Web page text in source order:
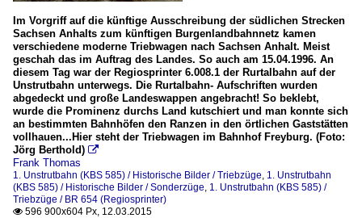
Im Vorgriff auf die künftige Ausschreibung der südlichen Strecken
Sachsen Anhalts zum künftigen Burgenlandbahnnetz kamen
verschiedene moderne Triebwagen nach Sachsen Anhalt. Meist
geschah das im Auftrag des Landes. So auch am 15.04.1996. An
diesem Tag war der Regiosprinter 6.008.1 der Rurtalbahn auf der
Unstrutbahn unterwegs. Die Rurtalbahn- Aufschriften wurden
abgedeckt und große Landeswappen angebracht! So beklebt,
wurde die Prominenz durchs Land kutschiert und man konnte sich
an bestimmten Bahnhöfen den Ranzen in den örtlichen Gaststätten
vollhauen...Hier steht der Triebwagen im Bahnhof Freyburg. (Foto:
Jörg Berthold) 
Frank Thomas
1. Unstrutbahn (KBS 585) / Historische Bilder / Triebzüge 1. Unstrutbahn
(KBS 585) / Historische Bilder / Sonderzüge 1. Unstrutbahn (KBS 585) /
Triebzüge / BR 654 (Regiosprinter)
 596 900x604 Px, 12.03.2015